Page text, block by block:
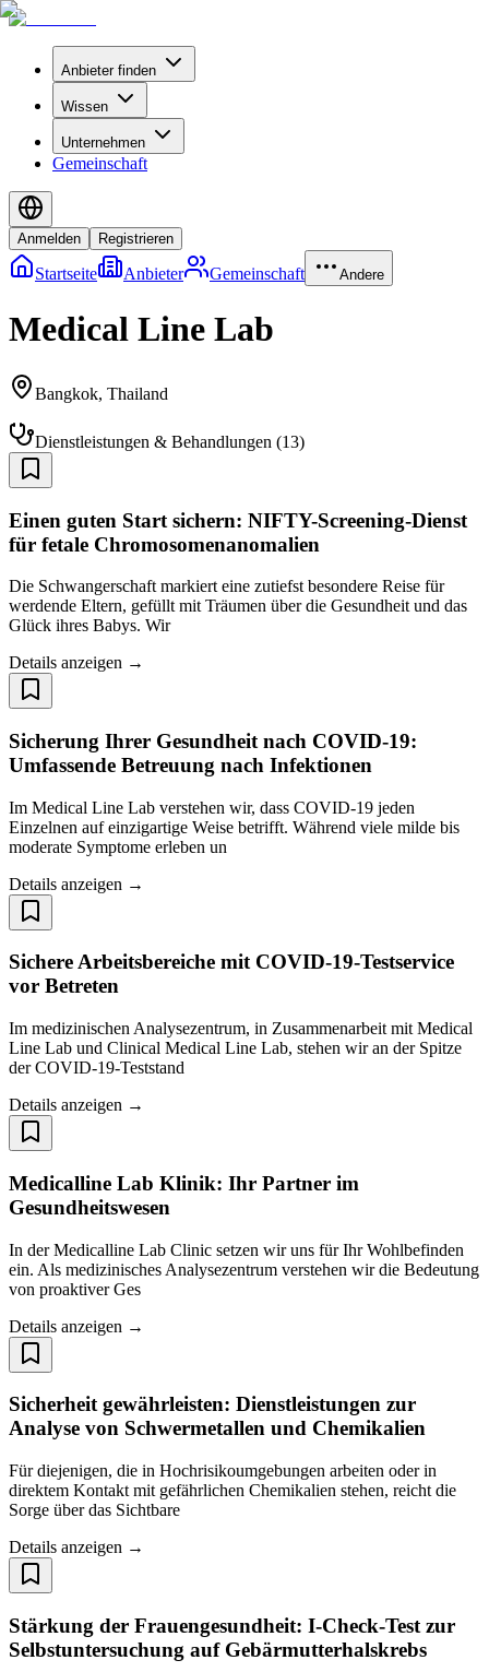
Anbieter finden
Wissen
Unternehmen
Gemeinschaft
Anmelden Registrieren
Startseite Anbieter Gemeinschaft Andere
Medical Line Lab
Bangkok, Thailand
Dienstleistungen & Behandlungen (13)
Einen guten Start sichern: NIFTY-Screening-Dienst
für fetale Chromosomenanomalien
Die Schwangerschaft markiert eine zutiefst besondere Reise für
werdende Eltern, gefüllt mit Träumen über die Gesundheit und das
Glück ihres Babys. Wir
Details anzeigen →
Sicherung Ihrer Gesundheit nach COVID-19:
Umfassende Betreuung nach Infektionen
Im Medical Line Lab verstehen wir, dass COVID-19 jeden
Einzelnen auf einzigartige Weise betrifft. Während viele milde bis
moderate Symptome erleben un
Details anzeigen →
Sichere Arbeitsbereiche mit COVID-19-Testservice
vor Betreten
Im medizinischen Analysezentrum, in Zusammenarbeit mit Medical
Line Lab und Clinical Medical Line Lab, stehen wir an der Spitze
der COVID-19-Teststand
Details anzeigen →
Medicalline Lab Klinik: Ihr Partner im
Gesundheitswesen
In der Medicalline Lab Clinic setzen wir uns für Ihr Wohlbefinden
ein. Als medizinisches Analysezentrum verstehen wir die Bedeutung
von proaktiver Ges
Details anzeigen →
Sicherheit gewährleisten: Dienstleistungen zur
Analyse von Schwermetallen und Chemikalien
Für diejenigen, die in Hochrisikoumgebungen arbeiten oder in
direktem Kontakt mit gefährlichen Chemikalien stehen, reicht die
Sorge über das Sichtbare
Details anzeigen →
Stärkung der Frauengesundheit: I-Check-Test zur
Selbstuntersuchung auf Gebärmutterhalskrebs